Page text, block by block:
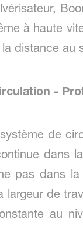
à haute
distance au
-
de
dans
pas dans
largeur de
au